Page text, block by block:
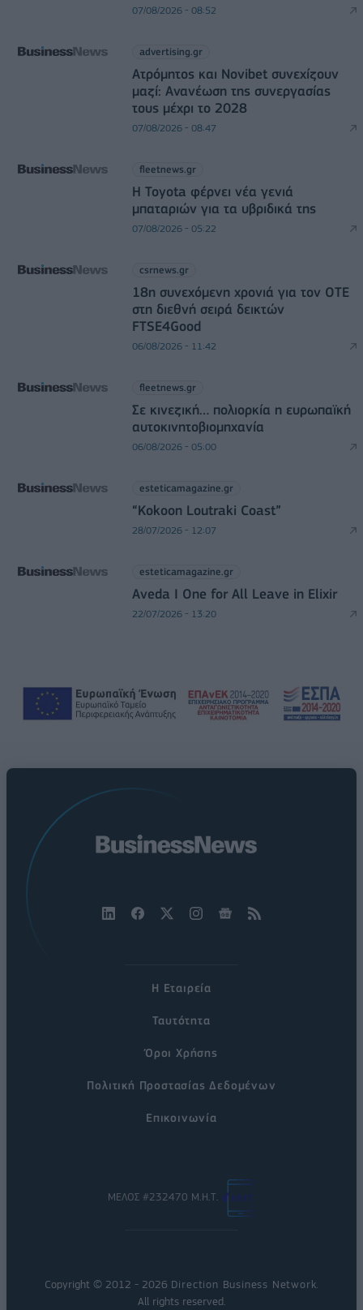
07/08/2026 - 08:52
advertising.gr
Ατρόμητος και Novibet συνεχίζουν
μαζί: Ανανέωση της συνεργασίας
τους μέχρι το 2028
07/08/2026 - 08:47
fleetnews.gr
Η Toyota φέρνει νέα γενιά
μπαταριών για τα υβριδικά της
07/08/2026 - 05:22
csrnews.gr
18η συνεχόμενη χρονιά για τον ΟΤΕ
στη διεθνή σειρά δεικτών
FTSE4Good
06/08/2026 - 11:42
fleetnews.gr
Σε κινεζική… πολιορκία η ευρωπαϊκή
αυτοκινητοβιομηχανία
06/08/2026 - 05:00
esteticamagazine.gr
“Kokoon Loutraki Coast”
28/07/2026 - 12:07
esteticamagazine.gr
Aveda I One for All Leave in Elixir
22/07/2026 - 13:20
Η Εταιρεία
Ταυτότητα
Όροι Χρήσης
Πολιτική Προστασίας Δεδομένων
Επικοινωνία
ΜΕΛΟΣ #232470 Μ.Η.Τ.
Copyright © 2012 - 2026 Direction Business Network.
All rights reserved.